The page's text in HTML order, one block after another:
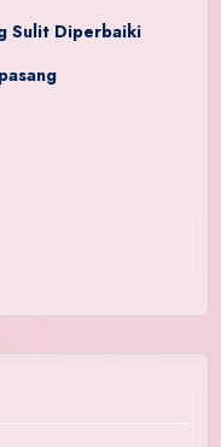
Sulit Diperbaiki